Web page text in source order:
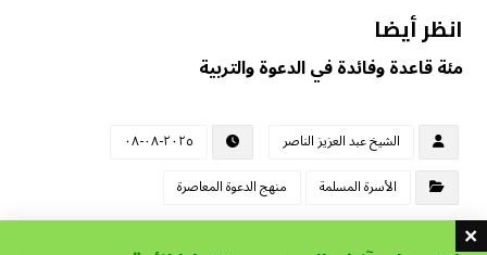
انظر أيضا
مئة قاعدة وفائدة في الدعوة والتربية
الشيخ عبد العزيز الناصر
٢٠٢٥-٠٨-٠٨
الأسرة المسلمة
منهج الدعوة المعاصرة